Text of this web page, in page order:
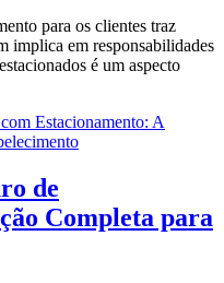
para os clientes traz
implica em responsabilidades
é um aspecto
Estacionamento: A
de
Completa para